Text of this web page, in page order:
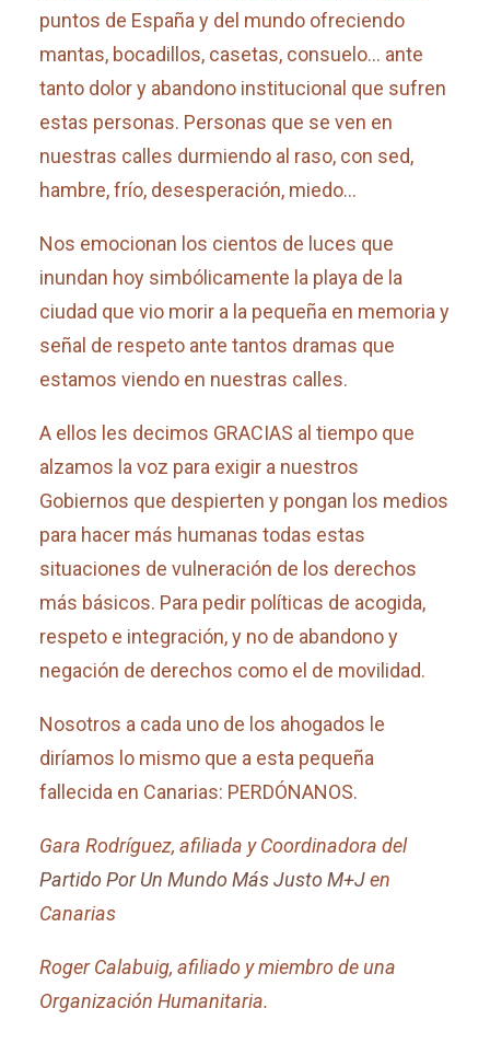
puntos de España y del mundo ofreciendo
mantas, bocadillos, casetas, consuelo… ante
tanto dolor y abandono institucional que sufren
estas personas. Personas que se ven en
nuestras calles durmiendo al raso, con sed,
hambre, frío, desesperación, miedo…
Nos emocionan los cientos de luces que
inundan hoy simbólicamente la playa de la
ciudad que vio morir a la pequeña en memoria y
señal de respeto ante tantos dramas que
estamos viendo en nuestras calles.
A ellos les decimos GRACIAS al tiempo que
alzamos la voz para exigir a nuestros
Gobiernos que despierten y pongan los medios
para hacer más humanas todas estas
situaciones de vulneración de los derechos
más básicos. Para pedir políticas de acogida,
respeto e integración, y no de abandono y
negación de derechos como el de movilidad.
Nosotros a cada uno de los ahogados le
diríamos lo mismo que a esta pequeña
fallecida en Canarias: PERDÓNANOS.
Gara Rodríguez, afiliada y Coordinadora del
Partido Por Un Mundo Más Justo M+Jen
Canarias
Roger Calabuig, afiliado y miembro de una
Organización Humanitaria.